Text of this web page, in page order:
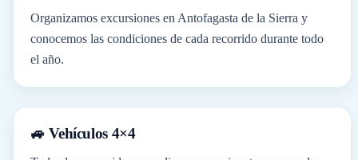
Organizamos excursiones en Antofagasta de la Sierra y
conocemos las condiciones de cada recorrido durante todo
el año.
🚙 Vehículos 4×4